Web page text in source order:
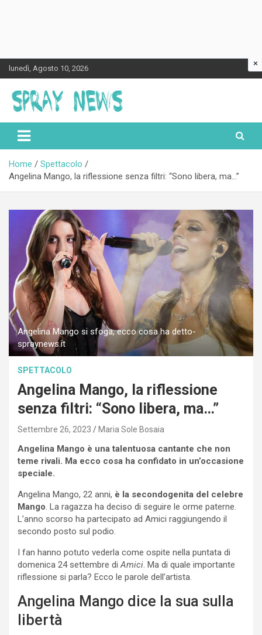
Skip
to
content
lunedì, Agosto 10, 2026
Spraynews.it
Home
Spettacolo
Angelina Mango, la riflessione senza filtri: “Sono libera, ma…”
Angelina Mango si sfoga, ecco cosa ha detto-
spraynews.it
SPETTACOLO
Angelina Mango, la riflessione
senza filtri: “Sono libera, ma…”
Settembre 26, 2023 Maria Sole Bosaia
Angelina Mango è una talentuosa cantante che non
teme rivali. Ma ecco cosa ha confidato in un’occasione
speciale.
Angelina Mango, 22 anni, è la secondogenita del celebre
Mango. La ragazza ha deciso di seguire le orme paterne.
L’anno scorso ha partecipato ad Amici raggiungendo il
secondo posto sul podio.
I fan hanno potuto vederla come ospite nella puntata di
domenica 24 settembre diAmici. Ma di quale importante
riflessione si parla? Ecco le parole dell’artista.
Angelina Mango dice la sua sulla
libertà
×